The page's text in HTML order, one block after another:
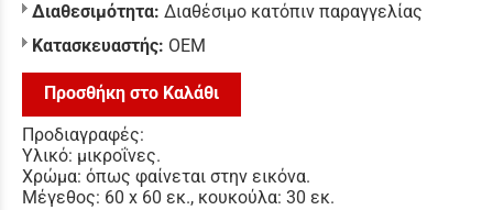
Διαθεσιμότητα: Διαθέσιμο κατόπιν παραγγελίας
Κατασκευαστής: ΟΕΜ
Προσθήκη στο Καλάθι
Προδιαγραφές:
Υλικό: μικροΐνες.
Χρώμα: όπως φαίνεται στην εικόνα.
Μέγεθος: 60 x 60 εκ., κουκούλα: 30 εκ.